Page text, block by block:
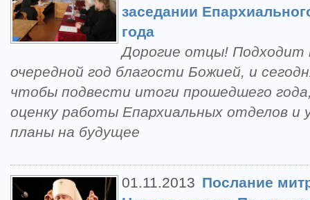
заседании
года
Дорогие отцы! Подходит
очередной год благости Божией, и
чтобы подвести итоги прошедшего
оценку работы Епархиальных отделов и
планы на будущее
01.11.2013 Послание